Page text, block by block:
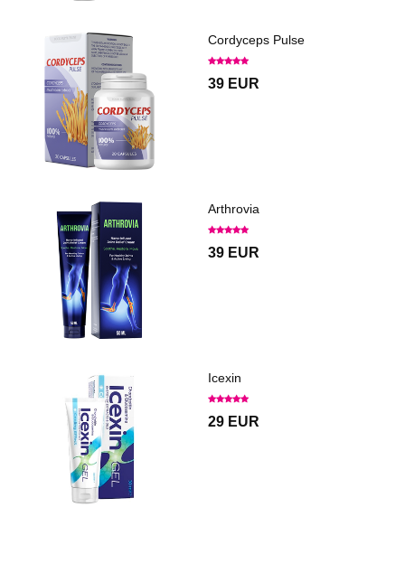
Cordyceps Pulse
39 EUR
Arthrovia
39 EUR
Icexin
29 EUR